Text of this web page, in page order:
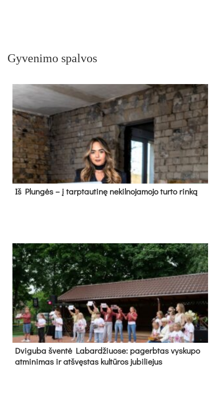
Gyvenimo spalvos
Iš Plungės – į tarptautinę nekilnojamojo turto rinką
Dvi­gu­ba šven­tė La­bar­džiuo­se: pa­gerb­tas vys­ku­po
at­mi­ni­mas ir at­švęs­tas kul­tū­ros ju­bi­lie­jus